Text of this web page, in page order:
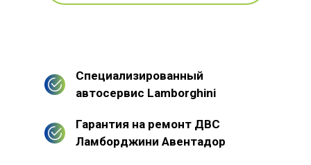
Специализированный
автосервис Lamborghini
Гарантия на ремонт ДВС
Ламборджини Авентадор